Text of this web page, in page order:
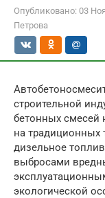
Опубликовано: 03
Петрова
строительной
бетонных смесей
на традиционных
дизельное
выбросами
экологической